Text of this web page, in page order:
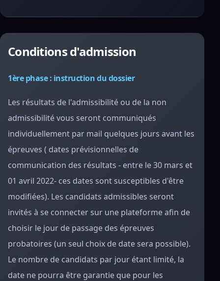
Conditions d'admission
1ère phase : instruction du dossier
Les résultats de l'admissibilité ou de la non
admissibilité vous seront communiqués
individuellement par mail quelques jours avant les
épreuves ( dates prévisionnelles de
communication des résultats - entre le 30 mars et
01 avril 2022- ces dates sont susceptibles d'être
modifiées). Les candidats admissibles seront
invités à se connecter sur une plateforme afin de
choisir le jour de passage des épreuves
probatoires (un seul choix de date sera possible).
Le nombre de candidats par jour étant limité, la
date ne pourra être garantie que pour les